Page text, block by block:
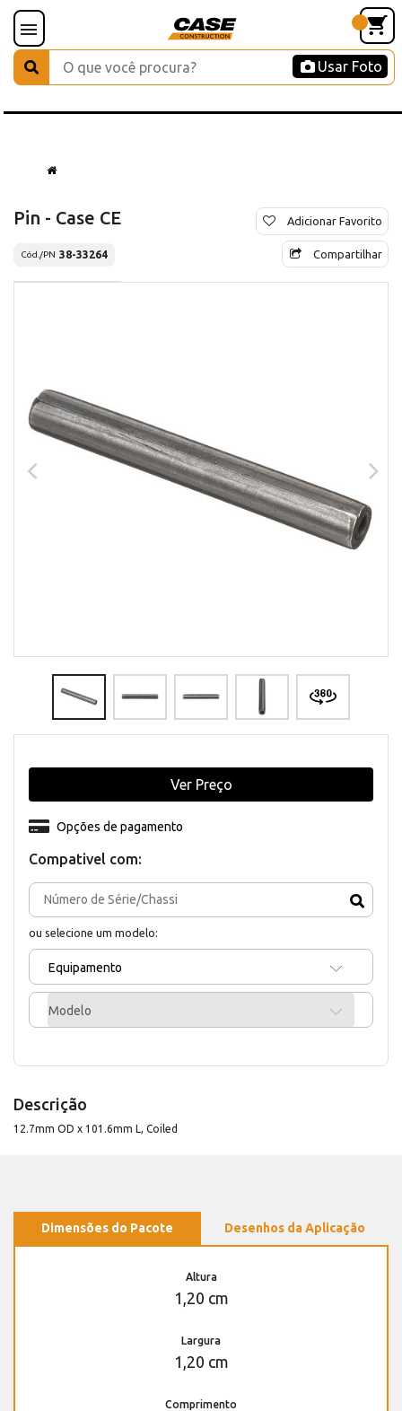
Usar Foto
Pin - Case CE
Cód./PN 38-33264
Adicionar Favorito
Compartilhar
Compativel com:
ou selecione um modelo:
Equipamento
Modelo
Opções de pagamento
Ver Preço
Descrição
12.7mm OD x 101.6mm L, Coiled
Dimensões do Pacote Desenhos da Aplicação
Altura
1,20 cm
Largura
1,20 cm
Comprimento